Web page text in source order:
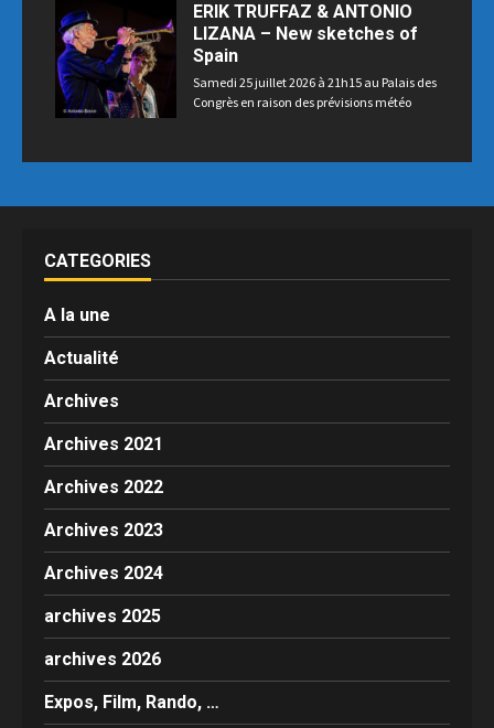
ERIK TRUFFAZ & ANTONIO
LIZANA – New sketches of
Spain
Samedi 25 juillet 2026 à 21h15 au Palais des
Congrès en raison des prévisions météo
CATEGORIES
A la une
Actualité
Archives
Archives 2021
Archives 2022
Archives 2023
Archives 2024
archives 2025
archives 2026
Expos, Film, Rando, …